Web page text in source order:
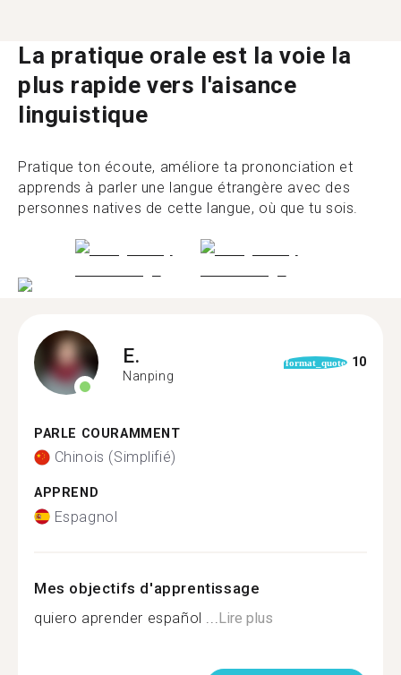
La pratique orale est la voie la
plus rapide vers l'aisance
linguistique
Pratique ton écoute, améliore ta prononciation et
apprends à parler une langue étrangère avec des
personnes natives de cette langue, où que tu sois.
E.
Nanping
format_quote 10
PARLE COURAMMENT
Chinois (Simplifié)
APPREND
Espagnol
Mes objectifs d'apprentissage
quiero aprender español ... Lire plus